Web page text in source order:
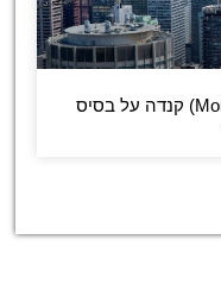
סיורים חינמיים במונטריאול (Montreal) קנדה על בסיס